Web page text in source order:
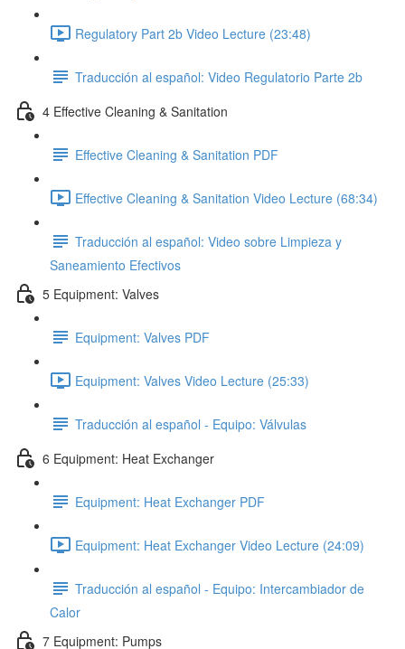
Regulatory Part 2b Video Lecture (23:48)
Traducción al español: Video Regulatorio Parte 2b
4 Effective Cleaning & Sanitation
Effective Cleaning & Sanitation PDF
Effective Cleaning & Sanitation Video Lecture (68:34)
Traducción al español: Video sobre Limpieza y
Saneamiento Efectivos
5 Equipment: Valves
Equipment: Valves PDF
Equipment: Valves Video Lecture (25:33)
Traducción al español - Equipo: Válvulas
6 Equipment: Heat Exchanger
Equipment: Heat Exchanger PDF
Equipment: Heat Exchanger Video Lecture (24:09)
Traducción al español - Equipo: Intercambiador de
Calor
7 Equipment: Pumps